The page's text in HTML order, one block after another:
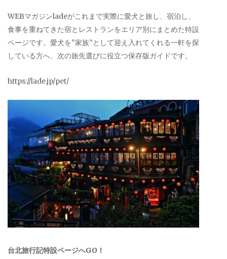
WEBマガジンladeがこれまで実際に愛犬と旅し、宿泊し、
食事を重ねてきた宿とレストランをエリア別にまとめた特設
ページです。愛犬を“家族”として迎え入れてくれる一軒を探
している方へ、次の旅先選びに役立つ保存版ガイドです。
https://lade.jp/pet/
台北旅行記特設ページへGO！